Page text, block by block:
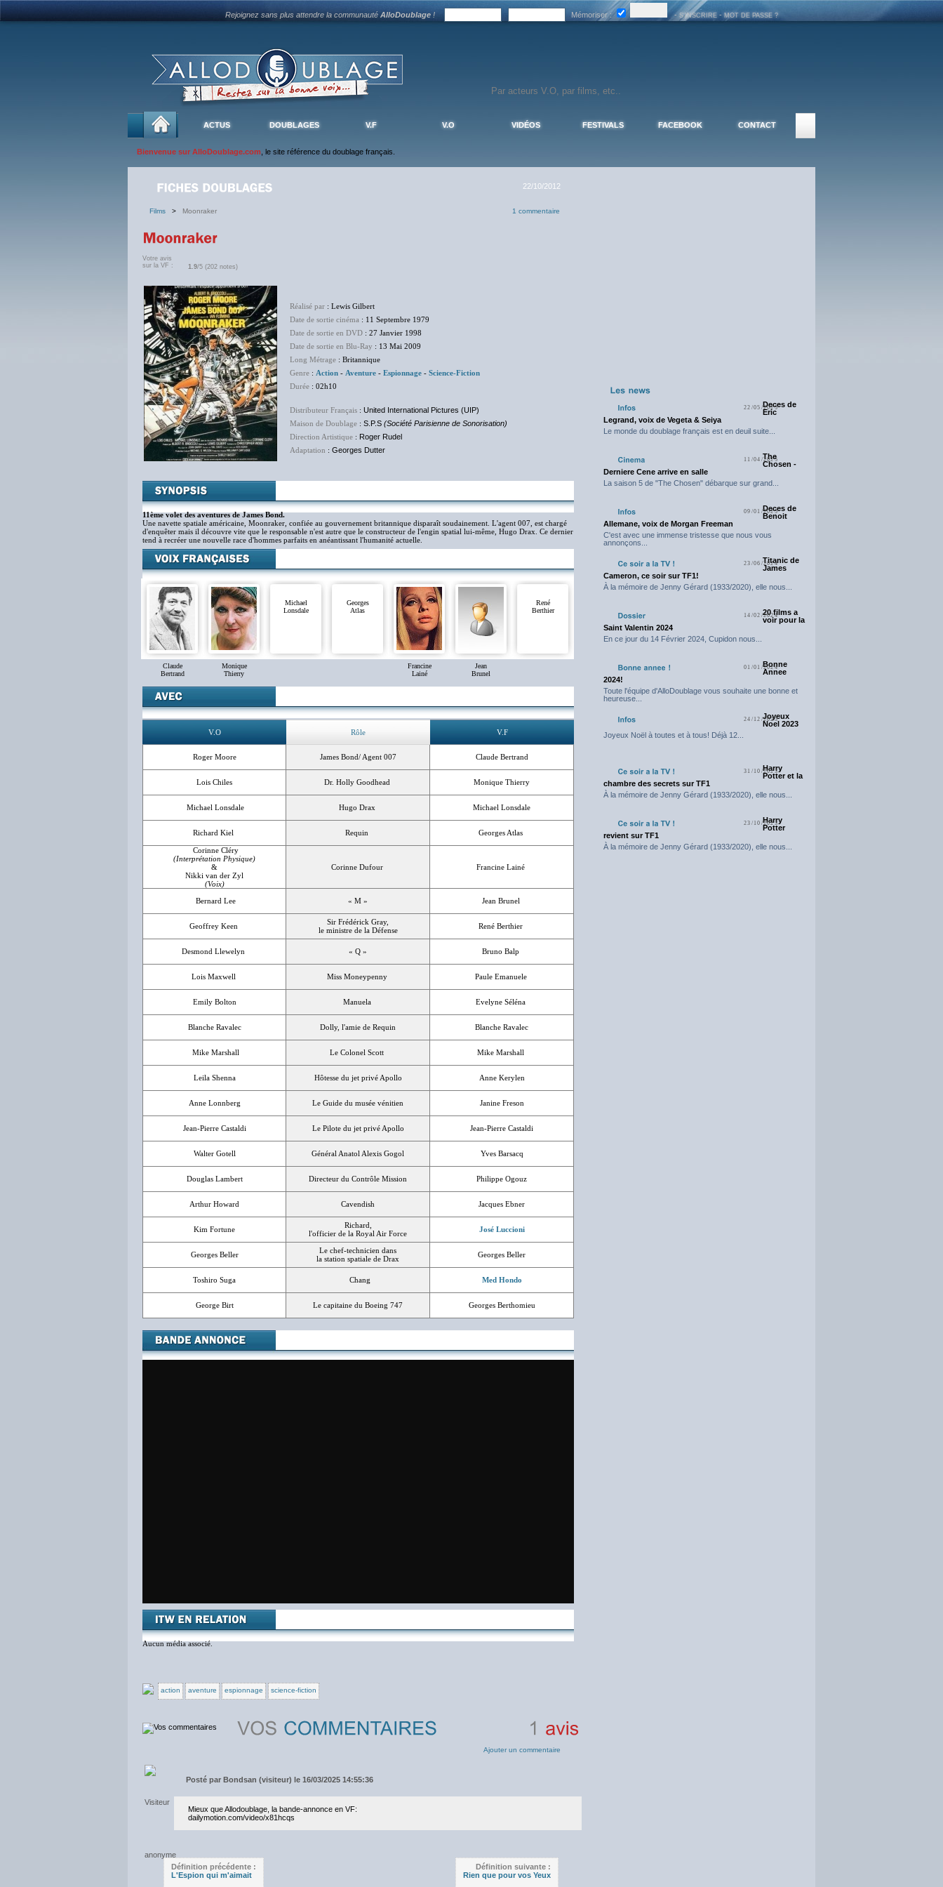
Rejoignez sans plus attendre la communautéAlloDoublage ! Mémoriser : -S'INSCRIRE -MOT DE PASSE ?
ACTUS DOUBLAGES V.F V.O VIDÉOS FESTIVALS FACEBOOK CONTACT
Bienvenue sur AlloDoublage.com , le site référence du doublage français.
22/10/2012
Films > Moonraker 1 commentaire
Votre avis
sur la VF :
1.9/5 (202 notes)
Réalisé par : Lewis Gilbert
Date de sortie cinéma : 11 Septembre 1979
Date de sortie en DVD : 27 Janvier 1998
Date de sortie en Blu-Ray : 13 Mai 2009
Long Métrage : Britannique
Genre : Action - Aventure - Espionnage - Science-Fiction
Durée : 02h10
Distributeur Français : United International Pictures (UIP)
Maison de Doublage : S.P.S (Société Parisienne de Sonorisation)
Direction Artistique : Roger Rudel
Adaptation : Georges Dutter
11ème volet des aventures de James Bond.
Une navette spatiale américaine, Moonraker, confiée au gouvernement britannique disparaît soudainement. L'agent 007, est chargé
d'enquêter mais il découvre vite que le responsable n'est autre que le constructeur de l'engin spatial lui-même, Hugo Drax. Ce dernier
tend à recréer une nouvelle race d'hommes parfaits en anéantissant l'humanité actuelle.
Claude
Bertrand
Monique
Thierry
Michael
Lonsdale
Georges
Atlas
Francine
Lainé
Jean
Brunel
René
Berthier
V.O Rôle V.F
Roger Moore James Bond/ Agent 007 Claude Bertrand
Lois Chiles Dr. Holly Goodhead Monique Thierry
Michael Lonsdale Hugo Drax Michael Lonsdale
Richard Kiel Requin Georges Atlas
Corinne Cléry
(Interprétation Physique)
&
Nikki van der Zyl
(Voix)
Corinne Dufour Francine Lainé
Bernard Lee « M » Jean Brunel
Geoffrey Keen
Sir Frédérick Gray,
le ministre de la Défense
René Berthier
Desmond Llewelyn « Q » Bruno Balp
Lois Maxwell Miss Moneypenny Paule Emanuele
Emily Bolton Manuela Evelyne Séléna
Blanche Ravalec Dolly, l'amie de Requin Blanche Ravalec
Mike Marshall Le Colonel Scott Mike Marshall
Leila Shenna Hôtesse du jet privé Apollo Anne Kerylen
Anne Lonnberg Le Guide du musée vénitien Janine Freson
Jean-Pierre Castaldi Le Pilote du jet privé Apollo Jean-Pierre Castaldi
Walter Gotell Général Anatol Alexis Gogol Yves Barsacq
Douglas Lambert Directeur du Contrôle Mission Philippe Ogouz
Arthur Howard Cavendish Jacques Ebner
Kim Fortune
Richard,
l'officier de la Royal Air Force
José Luccioni
Georges Beller
Le chef-technicien dans
la station spatiale de Drax
Georges Beller
Toshiro Suga Chang Med Hondo
George Birt Le capitaine du Boeing 747 Georges Berthomieu
Aucun média associé.
action aventure espionnage science-fiction
Ajouter un commentaire
Posté par Bondsan (visiteur) le 16/03/2025 14:55:36
Mieux que Allodoublage, la bande-annonce en VF:
dailymotion.com/video/x81hcqs
Définition précédente :
L'Espion qui m'aimait
Définition suivante :
Rien que pour vos Yeux
22/05/2025Deces de
Eric
Legrand, voix de Vegeta & Seiya
Le monde du doublage français est en deuil suite...
11/04/2025
The
Chosen -
Derniere Cene arrive en salle
La saison 5 de "The Chosen" débarque sur grand...
09/01/2025Deces de
Benoit
Allemane, voix de Morgan Freeman
C'est avec une immense tristesse que nous vous
annonçons...
23/06/2024Titanic de
James
Cameron, ce soir sur TF1!
À la mémoire de Jenny Gérard (1933/2020), elle nous...
14/02/202420 films a
voir pour la
Saint Valentin 2024
En ce jour du 14 Février 2024, Cupidon nous...
01/01/2024
Bonne
Annee
2024!
Toute l'équipe d'AlloDoublage vous souhaite une bonne et
heureuse...
24/12/2023
Joyeux
Noel 2023
Joyeux Noël à toutes et à tous! Déjà 12...
31/10/2023
Harry
Potter et la
chambre des secrets sur TF1
À la mémoire de Jenny Gérard (1933/2020), elle nous...
23/10/2023
Harry
Potter
revient sur TF1
À la mémoire de Jenny Gérard (1933/2020), elle nous...